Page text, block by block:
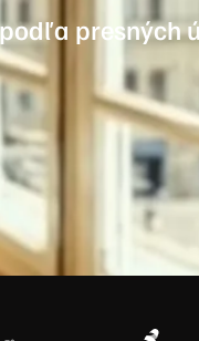
presných